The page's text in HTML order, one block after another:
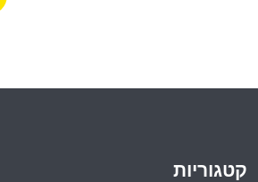
קטגוריות